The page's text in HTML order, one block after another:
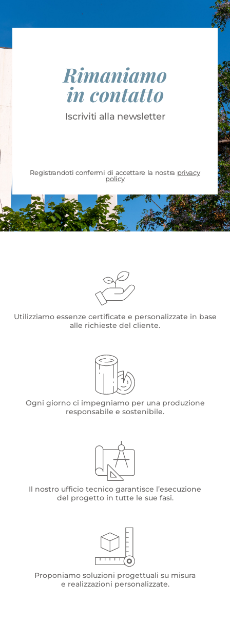
Rimaniamo
in contatto
Iscriviti alla newsletter
Registrandoti confermi di accettare la nostra privacy
policy
Utilizziamo essenze certificate e personalizzate in base
alle richieste del cliente.
Ogni giorno ci impegniamo per una produzione
responsabile e sostenibile.
Il nostro ufficio tecnico garantisce l’esecuzione
del progetto in tutte le sue fasi.
Proponiamo soluzioni progettuali su misura
e realizzazioni personalizzate.